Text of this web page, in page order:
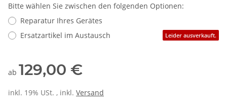
Bitte wählen Sie zwischen den folgenden Optionen:
Reparatur Ihres Gerätes
Ersatzartikel im Austausch
Leider ausverkauft.
ab 129,00 €
inkl. 19% USt. , inkl. Versand